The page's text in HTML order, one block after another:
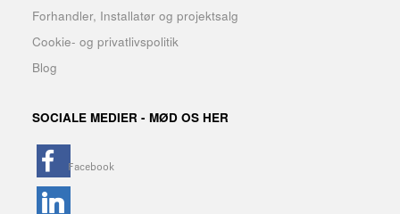
Forhandler, Installatør og projektsalg
Cookie- og privatlivspolitik
Blog
SOCIALE MEDIER - MØD OS HER